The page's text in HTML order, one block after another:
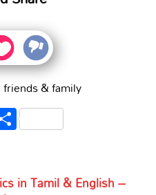
& family
Share
in Tamil & English –